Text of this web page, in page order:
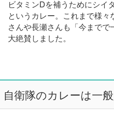
ビタミンDを補うためにシイ
というカレー。これまで様
さんや長瀬さんも「今までで
大絶賛しました。
自衛隊のカレーは一